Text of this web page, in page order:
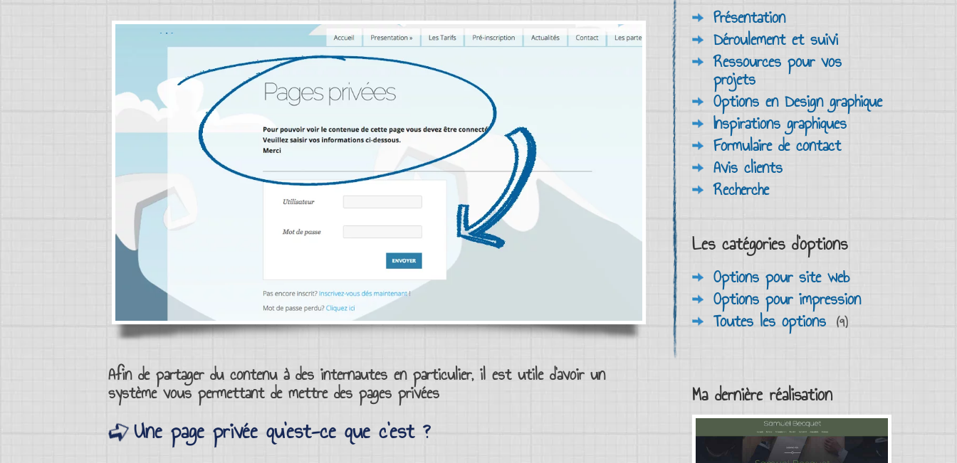
Afin de partager du contenuà des internautes en particulier, il est utile d’avoir un
système vous permettant de mettre des pages privées
Une page privée qu’est-ce que c’est ?
Présentation
Déroulement et suivi
Ressources pour vos
projets
Options en Design graphique
Inspirations graphiques
Formulaire de contact
Avis clients
Recherche
Les catégories d'options
Options pour site web
Options pour impression
Toutes les options (9)
Ma dernière réalisation